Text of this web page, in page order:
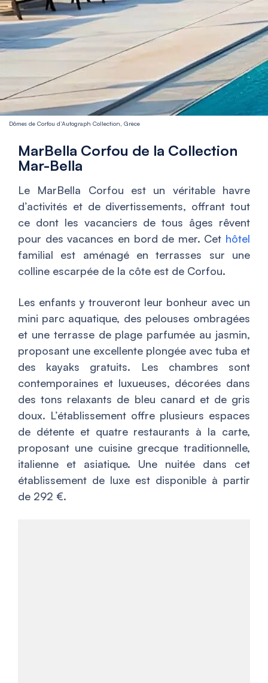
Dômes de Corfou d’Autograph Collection, Grèce
MarBella Corfou de la Collection
Mar-Bella
Le MarBella Corfou est un véritable havre
d’activités et de divertissements, offrant tout
ce dont les vacanciers de tous âges rêvent
pour des vacances en bord de mer. Cet hôtel
familial est aménagé en terrasses sur une
colline escarpée de la côte est de Corfou.
Les enfants y trouveront leur bonheur avec un
mini parc aquatique, des pelouses ombragées
et une terrasse de plage parfumée au jasmin,
proposant une excellente plongée avec tuba et
des kayaks gratuits. Les chambres sont
contemporaines et luxueuses, décorées dans
des tons relaxants de bleu canard et de gris
doux. L’établissement offre plusieurs espaces
de détente et quatre restaurants à la carte,
proposant une cuisine grecque traditionnelle,
italienne et asiatique. Une nuitée dans cet
établissement de luxe est disponible à partir
de 292 €.